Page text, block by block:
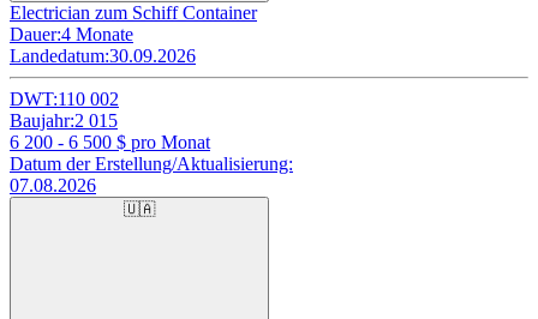
Electrician zum Schiff Container
Dauer:4 Monate
Landedatum:30.09.2026
DWT:110 002
Baujahr:2 015
6 200 - 6 500 $ pro Monat
Datum der Erstellung/Aktualisierung:
07.08.2026
🇺🇦